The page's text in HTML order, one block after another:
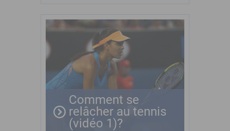
Comment se
relâcher au tennis
(vidéo 1)?